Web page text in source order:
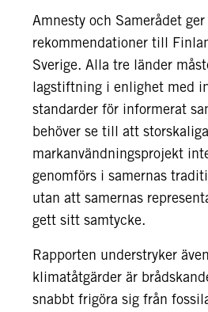
Amnesty och Samerådet ger
rekommendationer till
Sverige. Alla tre länder
lagstiftning i enlighet med
standarder för informerat
behöver se till att storskaliga
markanvändningsprojekt
genomförs i samernas
utan att samernas
gett sitt samtycke.
Rapporten understryker
klimatåtgärder är
snabbt frigöra sig från